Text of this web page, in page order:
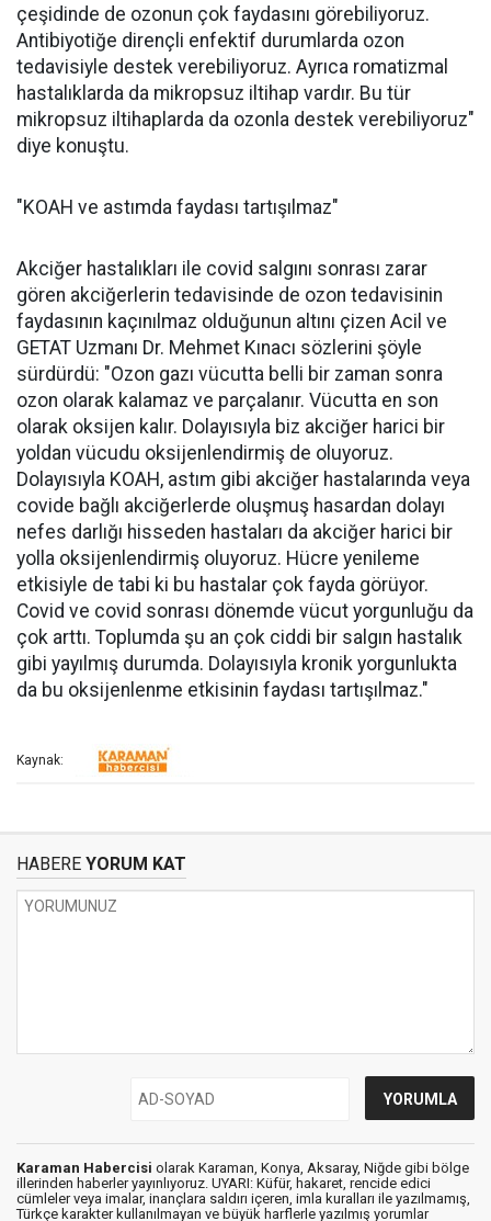
çeşidinde de ozonun çok faydasını görebiliyoruz.
Antibiyotiğe dirençli enfektif durumlarda ozon
tedavisiyle destek verebiliyoruz. Ayrıca romatizmal
hastalıklarda da mikropsuz iltihap vardır. Bu tür
mikropsuz iltihaplarda da ozonla destek verebiliyoruz"
diye konuştu.
"KOAH ve astımda faydası tartışılmaz"
Akciğer hastalıkları ile covid salgını sonrası zarar
gören akciğerlerin tedavisinde de ozon tedavisinin
faydasının kaçınılmaz olduğunun altını çizen Acil ve
GETAT Uzmanı Dr. Mehmet Kınacı sözlerini şöyle
sürdürdü: "Ozon gazı vücutta belli bir zaman sonra
ozon olarak kalamaz ve parçalanır. Vücutta en son
olarak oksijen kalır. Dolayısıyla biz akciğer harici bir
yoldan vücudu oksijenlendirmiş de oluyoruz.
Dolayısıyla KOAH, astım gibi akciğer hastalarında veya
covide bağlı akciğerlerde oluşmuş hasardan dolayı
nefes darlığı hisseden hastaları da akciğer harici bir
yolla oksijenlendirmiş oluyoruz. Hücre yenileme
etkisiyle de tabi ki bu hastalar çok fayda görüyor.
Covid ve covid sonrası dönemde vücut yorgunluğu da
çok arttı. Toplumda şu an çok ciddi bir salgın hastalık
gibi yayılmış durumda. Dolayısıyla kronik yorgunlukta
da bu oksijenlenme etkisinin faydası tartışılmaz."
Kaynak:
HABERE YORUM KAT
Karaman Habercisi olarak Karaman, Konya, Aksaray, Niğde gibi bölge
illerinden haberler yayınlıyoruz. UYARI: Küfür, hakaret, rencide edici
cümleler veya imalar, inançlara saldırı içeren, imla kuralları ile yazılmamış,
Türkçe karakter kullanılmayan ve büyük harflerle yazılmış yorumlar